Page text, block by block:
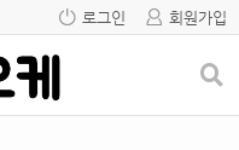
로그인 회원가입